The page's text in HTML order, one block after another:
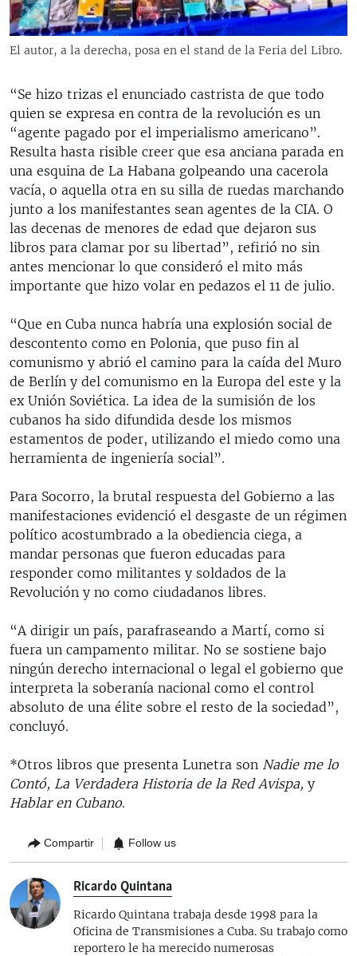
El autor, a la derecha, posa en el stand de la Feria del Libro.
“Se hizo trizas el enunciado castrista de que todo
quien se expresa en contra de la revolución es un
“agente pagado por el imperialismo americano”.
Resulta hasta risible creer que esa anciana parada en
una esquina de La Habana golpeando una cacerola
vacía, o aquella otra en su silla de ruedas marchando
junto a los manifestantes sean agentes de la CIA. O
las decenas de menores de edad que dejaron sus
libros para clamar por su libertad”, refirió no sin
antes mencionar lo que consideró el mito más
importante que hizo volar en pedazos el 11 de julio.
“Que en Cuba nunca habría una explosión social de
descontento como en Polonia, que puso fin al
comunismo y abrió el camino para la caída del Muro
de Berlín y del comunismo en la Europa del este y la
ex Unión Soviética. La idea de la sumisión de los
cubanos ha sido difundida desde los mismos
estamentos de poder, utilizando el miedo como una
herramienta de ingeniería social”.
Para Socorro, la brutal respuesta del Gobierno a las
manifestaciones evidenció el desgaste de un régimen
político acostumbrado a la obediencia ciega, a
mandar personas que fueron educadas para
responder como militantes y soldados de la
Revolución y no como ciudadanos libres.
“A dirigir un país, parafraseando a Martí, como si
fuera un campamento militar. No se sostiene bajo
ningún derecho internacional o legal el gobierno que
interpreta la soberanía nacional como el control
absoluto de una élite sobre el resto de la sociedad”,
concluyó.
*Otros libros que presenta Lunetra son Nadie me lo
Contó, La Verdadera Historia de la Red Avispa, y
Hablar en Cubano.
Compartir Follow us
Ricardo Quintana
Ricardo Quintana trabaja desde 1998 para la
Oficina de Transmisiones a Cuba. Su trabajo como
reportero le ha merecido numerosas